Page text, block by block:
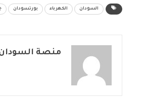
السودان الكهرباء بورتسودان
منصة